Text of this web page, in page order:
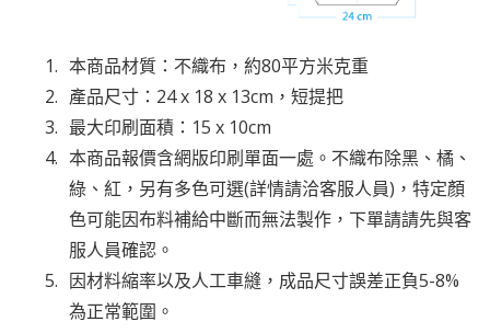
本商品材質：不織布，約80平方米克重
產品尺寸：24 x 18 x 13cm，短提把
最大印刷面積：15 x 10cm
本商品報價含網版印刷單面一處。不織布除黑、橘、
綠、紅，另有多色可選(詳情請洽客服人員)，特定顏
色可能因布料補給中斷而無法製作，下單請請先與客
服人員確認。
因材料縮率以及人工車縫，成品尺寸誤差正負5-8%
為正常範圍。